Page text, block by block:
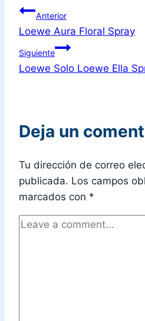
Anterior
Loewe Aura Floral Spray
Siguiente
Loewe Solo Loewe Ella
Deja un
Tu dirección de correo
publicada. Los campos
marcados con *